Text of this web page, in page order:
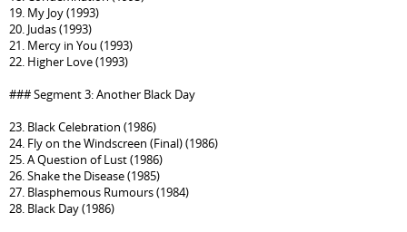
19. My Joy (1993)
20. Judas (1993)
21. Mercy in You (1993)
22. Higher Love (1993)
### Segment 3: Another Black Day
23. Black Celebration (1986)
24. Fly on the Windscreen (Final) (1986)
25. A Question of Lust (1986)
26. Shake the Disease (1985)
27. Blasphemous Rumours (1984)
28. Black Day (1986)